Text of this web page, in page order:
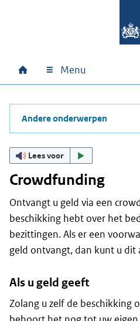
Hoofdnavigatie
Home Menu
Andere onderwerpen
Lees voor
Crowdfunding
Ontvangt u geld via een
beschikking hebt over het
bezittingen. Als er een
geld ontvangt, dan kunt u dit
Als u geld geeft
Zolang u zelf de beschikking